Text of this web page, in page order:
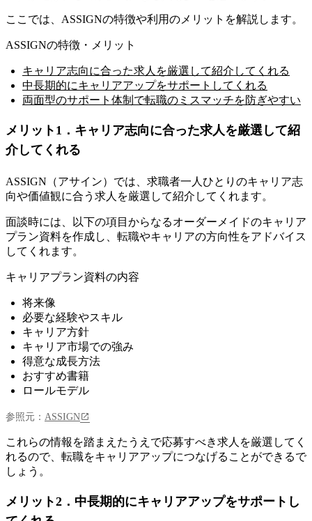
ここでは、ASSIGNの特徴や利用のメリットを解説します。
ASSIGNの特徴・メリット
キャリア志向に合った求人を厳選して紹介してくれる
中長期的にキャリアアップをサポートしてくれる
両面型のサポート体制で転職のミスマッチを防ぎやすい
メリット1．キャリア志向に合った求人を厳選して紹
介してくれる
ASSIGN（アサイン）では、求職者一人ひとりのキャリア志
向や価値観に合う求人を厳選して紹介してくれます。
面談時には、以下の項目からなるオーダーメイドのキャリア
プラン資料を作成し、転職やキャリアの方向性をアドバイス
してくれます。
キャリアプラン資料の内容
将来像
必要な経験やスキル
キャリア方針
キャリア市場での強み
得意な成長方法
おすすめ書籍
ロールモデル
参照元： ASSIGN
これらの情報を踏まえたうえで応募すべき求人を厳選してく
れるので、転職をキャリアアップにつなげることができるで
しょう。
メリット2．中長期的にキャリアアップをサポートし